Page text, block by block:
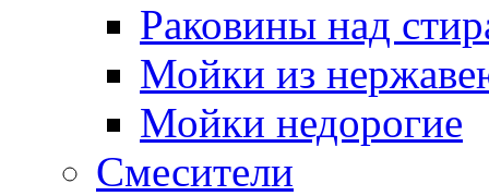
Раковины над
Мойки из
Мойки недорогие
Смесители